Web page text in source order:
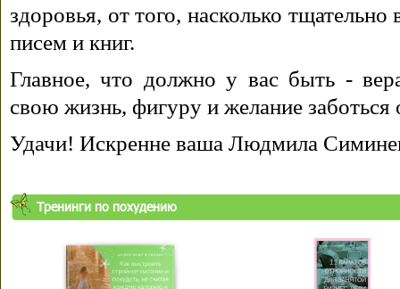
здоровья, от того, насколько
писем и книг.
Главное, что должно у вас быть -
свою жизнь, фигуру и желание заботься
Удачи! Искренне ваша Людмила
Тренинги по похудению